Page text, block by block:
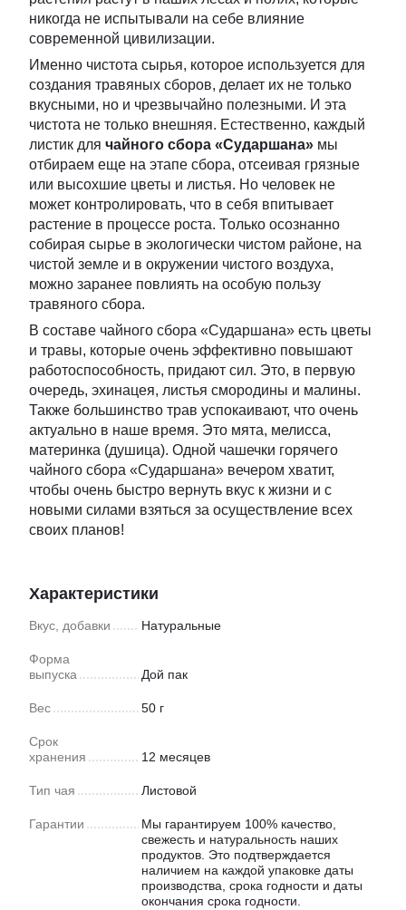
никогда не испытывали на себе влияние
современной цивилизации.
Именно чистота сырья, которое используется для
создания травяных сборов, делает их не только
вкусными, но и чрезвычайно полезными. И эта
чистота не только внешняя. Естественно, каждый
листик для чайного сбора «Сударшана» мы
отбираем еще на этапе сбора, отсеивая грязные
или высохшие цветы и листья. Но человек не
может контролировать, что в себя впитывает
растение в процессе роста. Только осознанно
собирая сырье в экологически чистом районе, на
чистой земле и в окружении чистого воздуха,
можно заранее повлиять на особую пользу
травяного сбора.
В составе чайного сбора «Сударшана» есть цветы
и травы, которые очень эффективно повышают
работоспособность, придают сил. Это, в первую
очередь, эхинацея, листья смородины и малины.
Также большинство трав успокаивают, что очень
актуально в наше время. Это мята, мелисса,
материнка (душица). Одной чашечки горячего
чайного сбора «Сударшана» вечером хватит,
чтобы очень быстро вернуть вкус к жизни и с
новыми силами взяться за осуществление всех
своих планов!
Характеристики
Вкус, добавки Натуральные
Форма
выпуска
Дой пак
Вес 50 г
Срок
хранения
12 месяцев
Тип чая Листовой
Гарантии
Мы гарантируем 100% качество,
свежесть и натуральность наших
продуктов. Это подтверждается
наличием на каждой упаковке даты
производства, срока годности и даты
окончания срока годности.